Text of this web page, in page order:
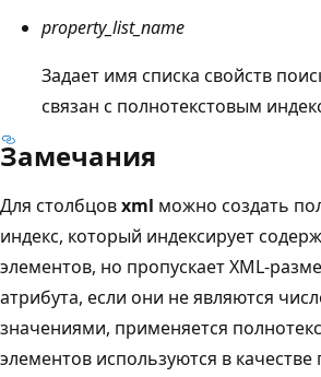
property_list_name
Задает имя списка свойств
связан с полнотекстовым
Замечания
Для столбцовxml можно создать
индекс, который индексирует
элементов, но пропускает XML-
атрибута, если они не являются
значениями, применяется
элементов используются в качестве